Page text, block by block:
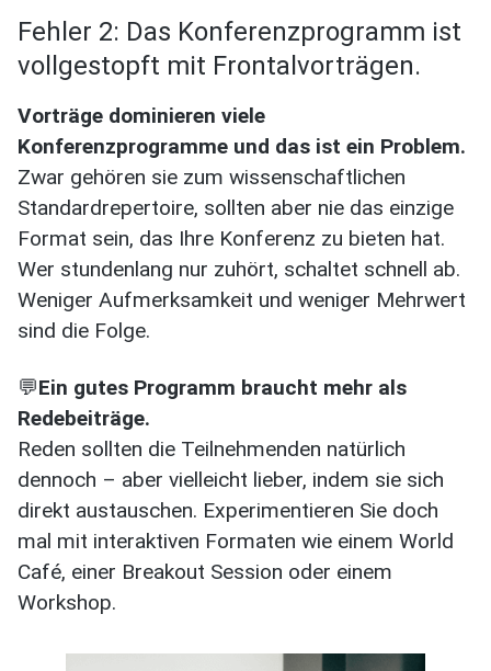
Fehler 2: Das Konferenzprogramm ist
vollgestopft mit Frontalvorträgen.
Vorträge dominieren viele
Konferenzprogramme und das ist ein Problem.
Zwar gehören sie zum wissenschaftlichen
Standardrepertoire, sollten aber nie das einzige
Format sein, das Ihre Konferenz zu bieten hat.
Wer stundenlang nur zuhört, schaltet schnell ab.
Weniger Aufmerksamkeit und weniger Mehrwert
sind die Folge.
💬Ein gutes Programm braucht mehr als
Redebeiträge.
Reden sollten die Teilnehmenden natürlich
dennoch – aber vielleicht lieber, indem sie sich
direkt austauschen. Experimentieren Sie doch
mal mit interaktiven Formaten wie einem World
Café, einer Breakout Session oder einem
Workshop.